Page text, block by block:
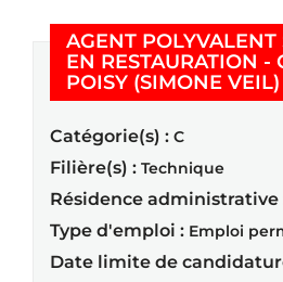
AGENT POLYVALENT
EN RESTAURATION -
POISY (SIMONE
Catégorie(s) : C
Filière(s) : Technique
Résidence administrative
Type d'emploi : Emploi
Date limite de